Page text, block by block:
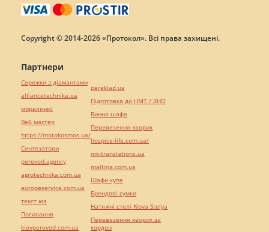
Copyright © 2014-2026 «Протокол». Всі права захищені.
Партнери
Сережки з діамантами
alliancetechnika.ua
миралинкс
Веб мастер
https://motokosmos.ua/
Синтезатори
perevod.agency
agrotechnika.com.ua
europeservice.com.ua
текст юа
Посилання
kievperevod.com.ua
pereklad.ua
Підготовка до НМТ / ЗНО
Винна шафа
Перевезення хворих
hospice-life.com.ua/
mk-translations.ua
maltina.com.ua
Шафи купе
Брендові сумки
Натяжні стелі Nova Stelya
Перевезення хворих за
кордон